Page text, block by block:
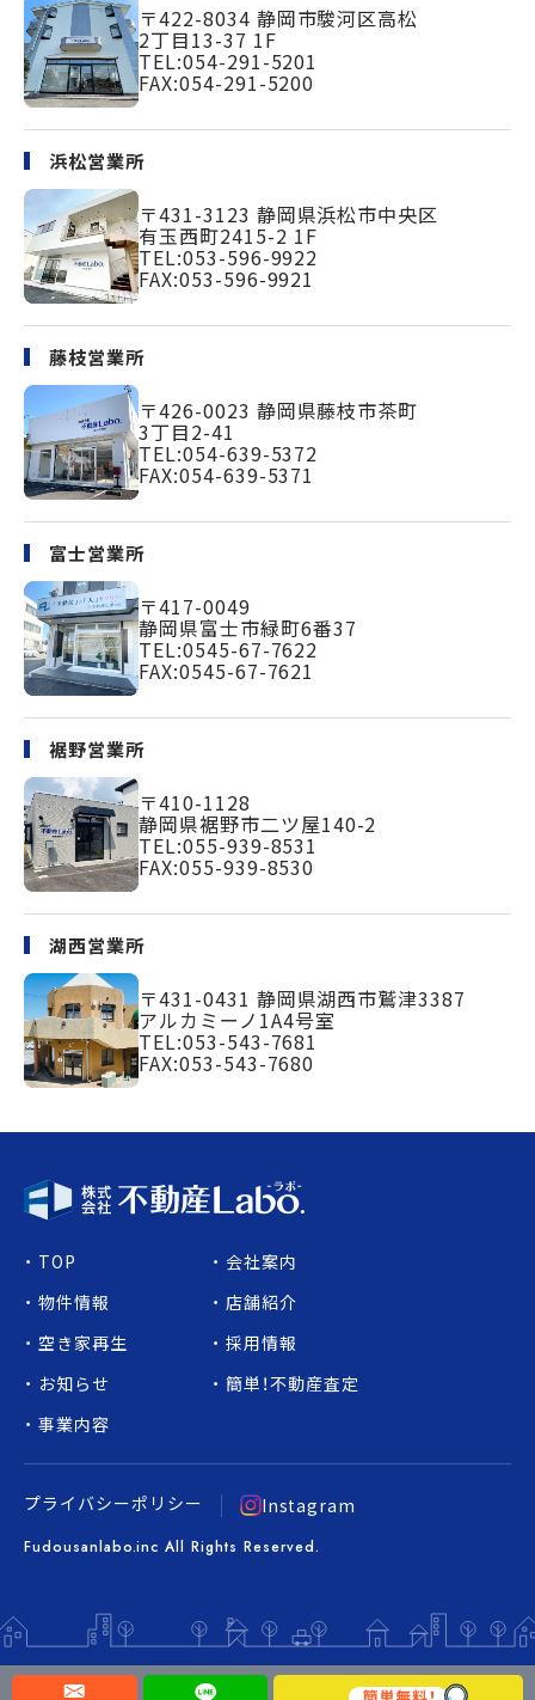
〒422-8034 静岡市駿河区高松
2丁目13-37 1F
TEL:054-291-5201
FAX:054-291-5200
浜松営業所
〒431-3123 静岡県浜松市中央区
有玉西町2415-2 1F
TEL:053-596-9922
FAX:053-596-9921
藤枝営業所
〒426-0023 静岡県藤枝市茶町
3丁目2-41
TEL:054-639-5372
FAX:054-639-5371
富士営業所
〒417-0049
静岡県富士市緑町6番37
TEL:0545-67-7622
FAX:0545-67-7621
裾野営業所
〒410-1128
静岡県裾野市二ツ屋140-2
TEL:055-939-8531
FAX:055-939-8530
湖西営業所
〒431-0431 静岡県湖西市鷲津3387
アルカミーノ1A4号室
TEL:053-543-7681
FAX:053-543-7680
プライバシーポリシー Instagram
Fudousanlabo.inc All Rights Reserved.
TOP
お知らせ
店舗紹介
物件情報
事業内容
採用情報
空き家再生
会社案内
簡単！不動産査定